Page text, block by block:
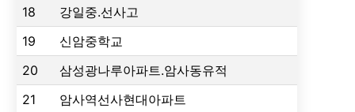
18
강일중.선사고
19
신암중학교
20
삼성광나루아파트.암사동유적
21
암사역선사현대아파트